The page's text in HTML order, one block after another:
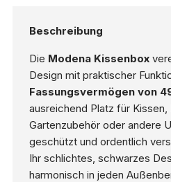
Beschreibung
Die Modena Kissenbox
Design mit praktischer
Fassungsvermögen von
ausreichend Platz für Kissen,
Gartenzubehör oder andere
geschützt und ordentlich
Ihr schlichtes, schwarzes
harmonisch in jeden